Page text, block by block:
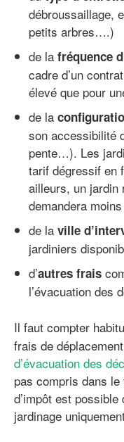
débroussaillage,
petits arbres….)
de la fréquence
cadre d’un
élevé que pour
de la
son accessibilité
pente…). Les
tarif dégressif en
ailleurs, un jardin
demandera
de la ville
jardiniers
d’autres frais
l’évacuation des
Il faut compter
frais de
d’évacuation des
pas compris dans
d’impôt est
jardinage